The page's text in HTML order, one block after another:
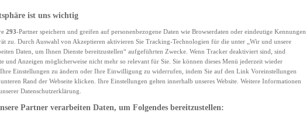
ist uns wichtig
293-Partner speichern und greifen auf personenbezogene Daten wie Browserdaten oder eindeutige Kennungen
zu. Durch Auswahl von Akzeptieren aktivieren Sie Tracking-Technologien für die unter „Wir und unsere
Daten, um Ihnen Dienste bereitzustellen“ aufgeführten Zwecke. Wenn Tracker deaktiviert sind, sind
und Anzeigen möglicherweise nicht mehr so relevant für Sie. Sie können dieses Menü jederzeit wieder
Einstellungen zu ändern oder Ihre Einwilligung zu widerrufen, indem Sie auf den Link Voreinstellungen
Rand der Webseite klicken. Ihre Einstellungen gelten innerhalb unseres Website. Weitere Informationen
Datenschutzerklärung.
Partner verarbeiten Daten, um Folgendes bereitzustellen: